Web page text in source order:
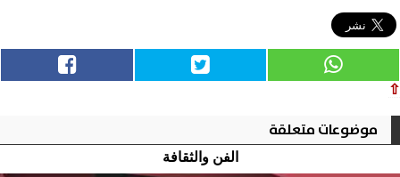
⇧
موضوعات متعلقة
الفن والثقافة